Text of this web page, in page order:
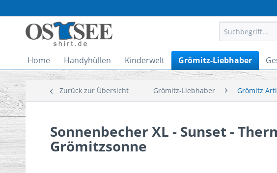
Home Handyhüllen Kinderwelt Grömitz-Liebhaber
Zurück zur Übersicht Grömitz-Liebhaber Grömitz
Sonnenbecher XL - Sunset -
Grömitzsonne